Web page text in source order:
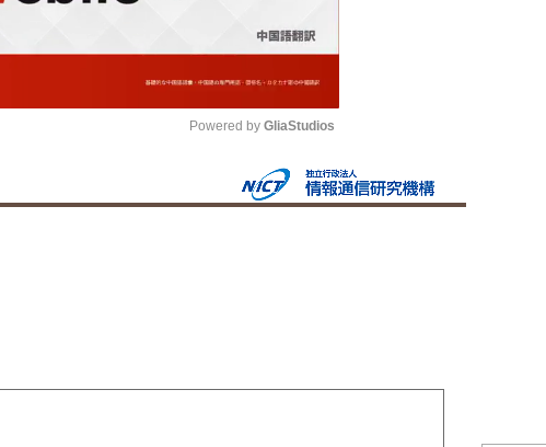
Mute
Powered by GliaStudios